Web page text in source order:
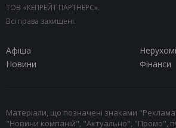
ТОВ «КЕПРЕЙТ ПАРТНЕРС».
Всі права захищені.
Афіша
Новини
Фінанси
Матеріали, що позначені знаками
"Новини компаній", "Актуально", "Промо",